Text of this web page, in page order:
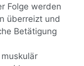
Folge werden
überreizt und
Betätigung